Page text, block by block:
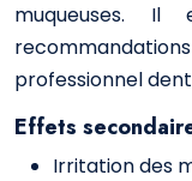
muqueuses.
professionnel
Effets
Irritation des